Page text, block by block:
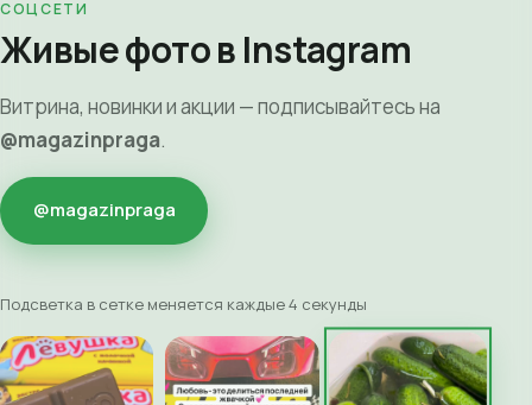
СОЦСЕТИ
Живые фото в Instagram
Витрина, новинки и акции — подписывайтесь на
@magazinpraga.
@magazinpraga
Подсветка в сетке меняется каждые 4 секунды